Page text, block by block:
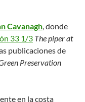
Cavanagh, donde
33 1/3 The piper at
publicaciones de
Preservation
en la costa